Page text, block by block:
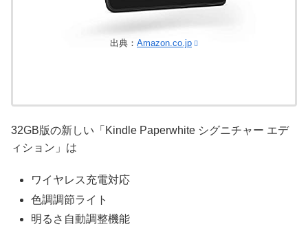
出典： Amazon.co.jp
32GB版の新しい「Kindle Paperwhite シグニチャー エデ
ィション」は
ワイヤレス充電対応
色調調節ライト
明るさ自動調整機能